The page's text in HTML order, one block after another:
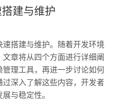
建与维护
搭建与维护。随着开发环境
章将从四个方面进行详细阐
理工具，再进一步讨论如何
深入了解这些内容，开发者
与稳定性。